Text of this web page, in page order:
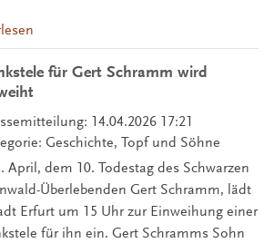
für Gert Schramm wird
14.04.2026 17:21
Geschichte, Topf und Söhne
April, dem 10. Todestag des Schwarzen
Überlebenden Gert Schramm, lädt
Erfurt um 15 Uhr zur Einweihung einer
für ihn ein. Gert Schramms Sohn